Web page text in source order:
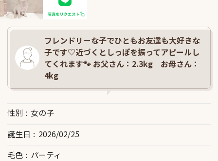
フレンドリーな子でひともお友達も大好きな
子です♡近づくとしっぽを振ってアピールし
てくれます🐾 お父さん：2.3kg お母さん：
4kg
性別
女の子
誕生日
2026/02/25
毛色
パーティ